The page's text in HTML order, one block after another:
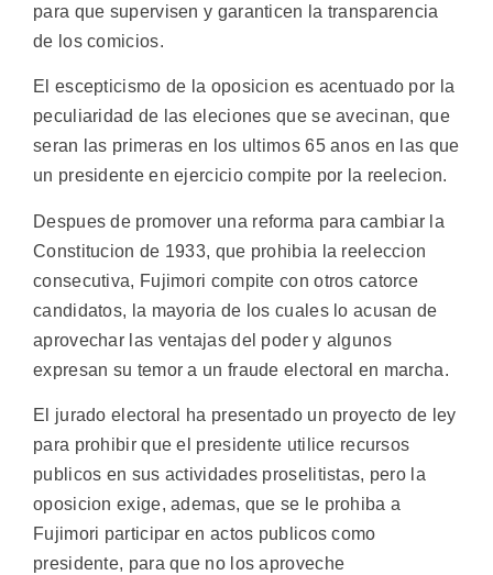
para que supervisen y garanticen la transparencia
de los comicios.
El escepticismo de la oposicion es acentuado por la
peculiaridad de las eleciones que se avecinan, que
seran las primeras en los ultimos 65 anos en las que
un presidente en ejercicio compite por la reelecion.
Despues de promover una reforma para cambiar la
Constitucion de 1933, que prohibia la reeleccion
consecutiva, Fujimori compite con otros catorce
candidatos, la mayoria de los cuales lo acusan de
aprovechar las ventajas del poder y algunos
expresan su temor a un fraude electoral en marcha.
El jurado electoral ha presentado un proyecto de ley
para prohibir que el presidente utilice recursos
publicos en sus actividades proselitistas, pero la
oposicion exige, ademas, que se le prohiba a
Fujimori participar en actos publicos como
presidente, para que no los aproveche